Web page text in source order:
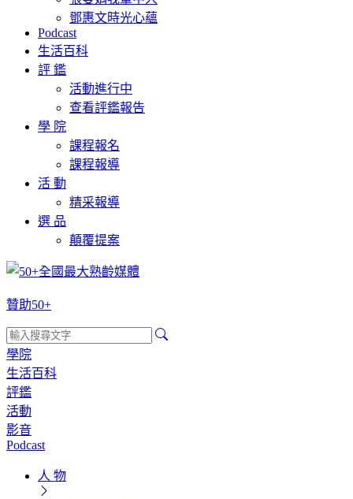
鄧惠文時光心蘊
Podcast
生活百科
評 鑑
活動進行中
查看評鑑報告
學 院
課程報名
課程報導
活 動
精采報導
選 品
顛覆提案
贊助50+
學院
生活百科
評鑑
活動
影音
Podcast
人 物